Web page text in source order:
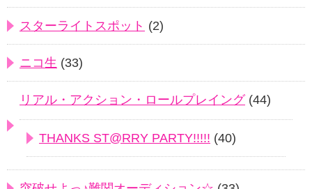
スターライトスポット (2)
ニコ生 (33)
リアル・アクション・ロールプレイング(44)
THANKS ST@RRY PARTY!!!!! (40)